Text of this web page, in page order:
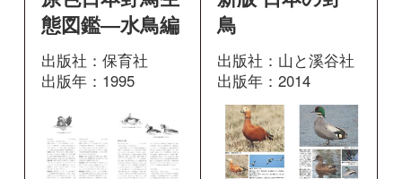
ージ
図鑑を開く 図鑑を開く
て識別野鳥図鑑
670 第3版
出版社：文一総合出
辺の鳥 増補改
出版社：文一総合出